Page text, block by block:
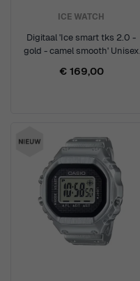
ICE WATCH
Digitaal 'Ice smart tks 2.0 -
gold - camel smooth' Unisex
€ 169,00